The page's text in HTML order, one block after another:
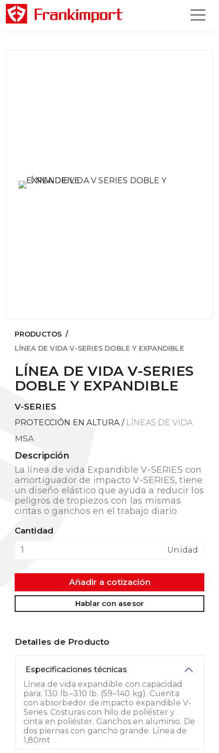
PRODUCTOS /
LÍNEA DE VIDA V-SERIES DOBLE Y EXPANDIBLE
LÍNEA DE VIDA V-SERIES
DOBLE Y EXPANDIBLE
V-SERIES
PROTECCIÓN EN ALTURA / LÍNEAS DE VIDA
MSA
Descripción
La línea de vida Expandible V-SERIES con
amortiguador de impacto V-SERIES, tiene
un diseño elástico que ayuda a reducir los
peligros de tropiezos con las mismas
cintas o ganchos en el trabajo diario
Cantidad
Unidad
Añadir a cotización
Hablar con asesor
Detalles de Producto
Especificaciones técnicas
Línea de vida expandible con capacidad
para: 130 lb.–310 lb. (59–140 kg). Cuenta
con absorbedor de impacto expandible V-
Series. Costuras con hilo de poliéster y
cinta en poliéster. Ganchos en aluminio. De
dos piernas con gancho grande. Línea de
1,80mt